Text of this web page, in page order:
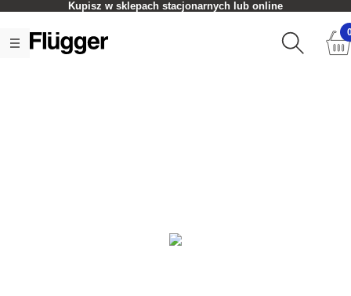
Kupisz w sklepach stacjonarnych lub online